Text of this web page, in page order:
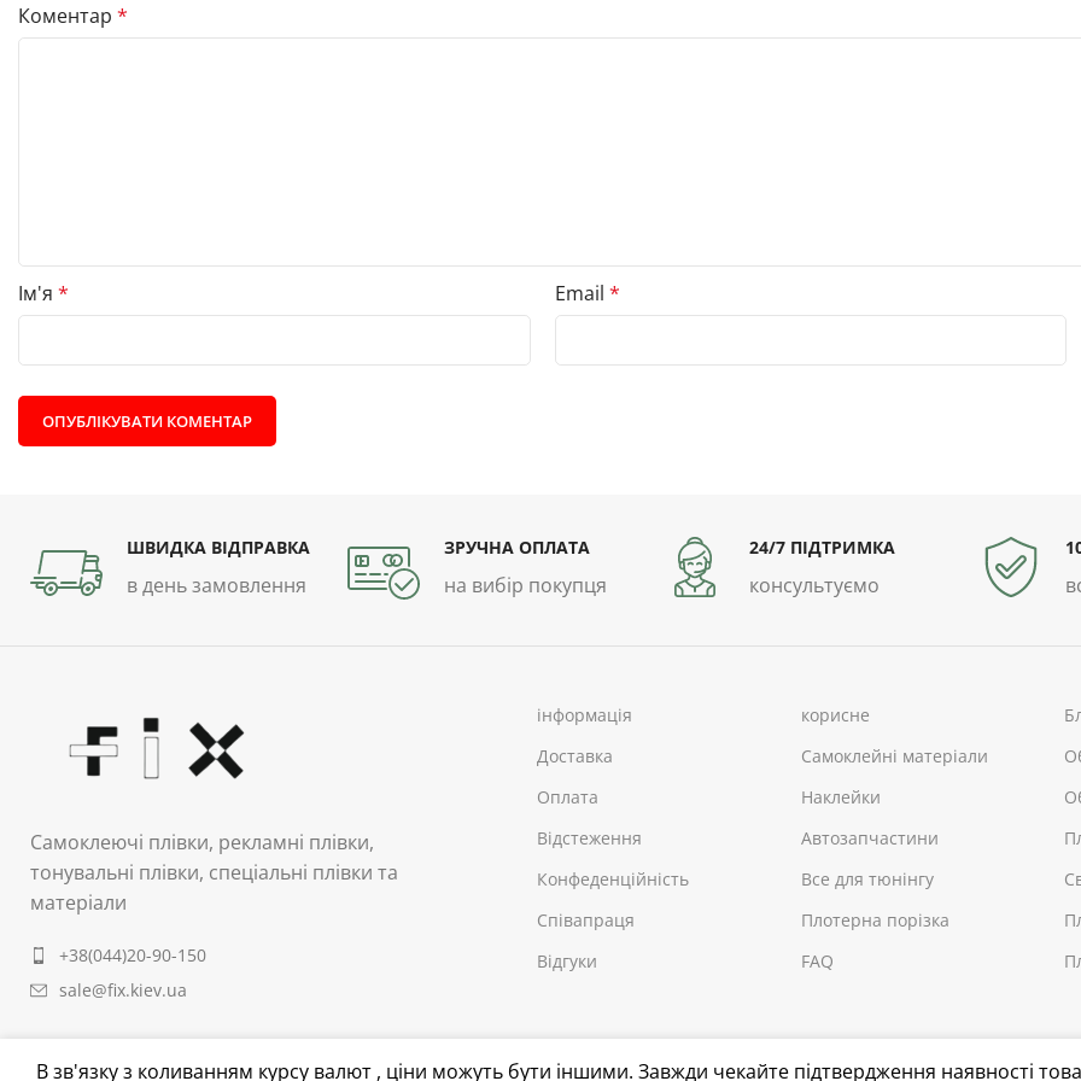
Коментар *
Ім'я * Email *
ШВИДКА ВІДПРАВКА
в день замовлення
ЗРУЧНА ОПЛАТА
на вибір покупця
24/7 ПІДТРИМКА
консультуємо
Самоклеючі плівки, рекламні плівки,
тонувальні плівки, спеціальні плівки та
матеріали
+38(044)20-90-150
sale@fix.kiev.ua
інформація
Доставка
Оплата
Відстеження
Конфеденційність
Співапраця
Відгуки
корисне
Самоклейні матеріали
Наклейки
Автозапчастини
Все для тюнінгу
Плотерна порізка
FAQ
В зв'язку з коливанням курсу валют , ціни можуть бути іншими. Завжди чекайте підтвердження наявності